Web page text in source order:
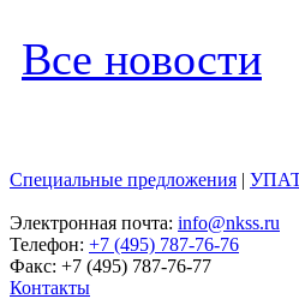
Все новости
Специальные предложения |
Электронная почта: info@nkss.ru
Телефон: +7 (495) 787-76-76
Факс: +7 (495) 787-76-77
Контакты